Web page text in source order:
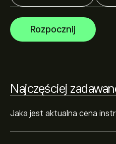
Rozpocznij
Najczęściej
Jaka jest aktualna cena